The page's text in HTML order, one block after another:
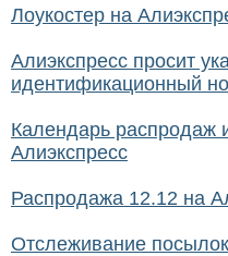
Лоукостер на
Алиэкспресс просит
идентификационный
Календарь распродаж
Алиэкспресс
Распродажа 12.12 на
Отслеживание